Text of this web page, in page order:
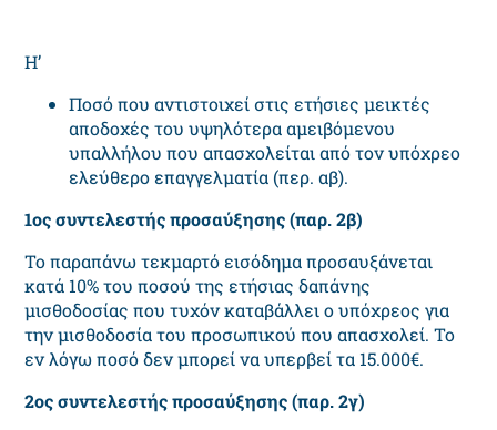
Η’
Ποσό που αντιστοιχεί στις ετήσιες μεικτές
αποδοχές του υψηλότερα αμειβόμενου
υπαλλήλου που απασχολείται από τον υπόχρεο
ελεύθερο επαγγελματία (περ. αβ).
1οςσυντελεστής προσαύξησης (παρ. 2β)
Το παραπάνω τεκμαρτό εισόδημα προσαυξάνεται
κατά 10% του ποσού της ετήσιας δαπάνης
μισθοδοσίας που τυχόν καταβάλλει ο υπόχρεος για
την μισθοδοσία του προσωπικού που απασχολεί. Το
εν λόγω ποσό δεν μπορεί να υπερβεί τα 15.000€.
2οςσυντελεστής προσαύξησης (παρ. 2γ)